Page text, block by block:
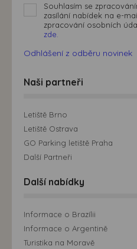
Souhlasím se
zasílání nabídek na e-
zpracování osobních
zde.
Odhlášení z odběru novinek
Naši partneři
Letiště Brno
Letiště Ostrava
GO Parking letiště Praha
Další Partneři
Další nabídky
Informace o Brazílii
Informace o Argentině
Turistika na Moravě